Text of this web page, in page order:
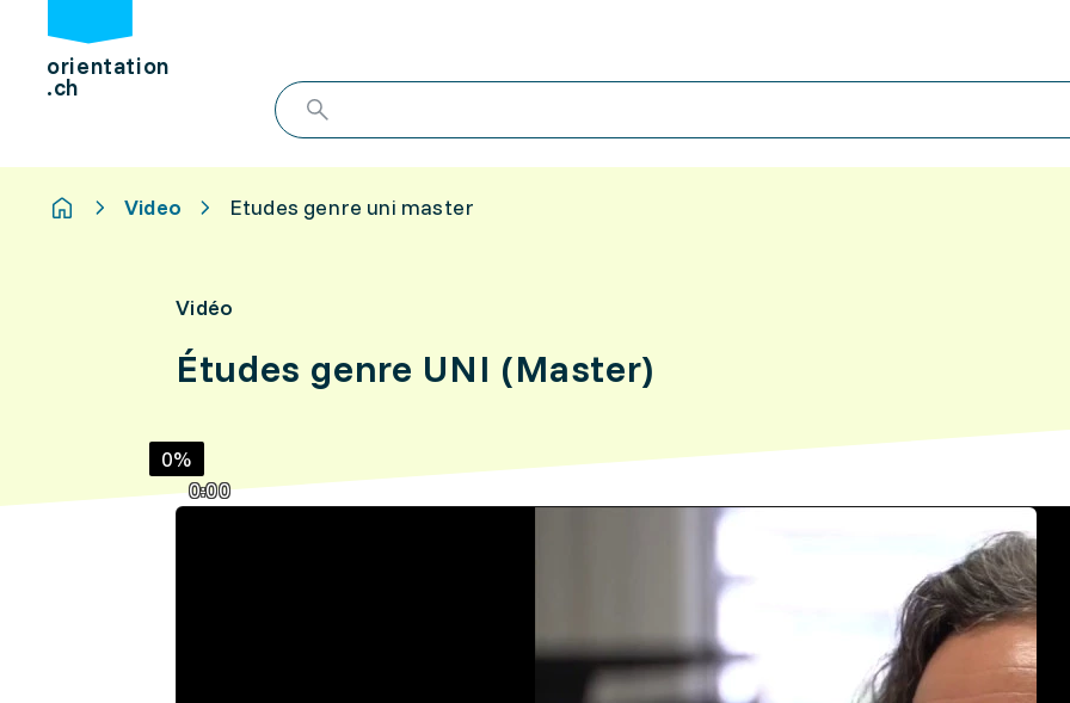
orientation
.ch
Video Etudes genre uni master
Vidéo
Études genre UNI (Master)
0:00
0%